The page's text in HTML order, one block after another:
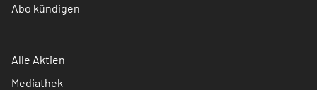
Abo kündigen
Alle Aktien
Mediathek